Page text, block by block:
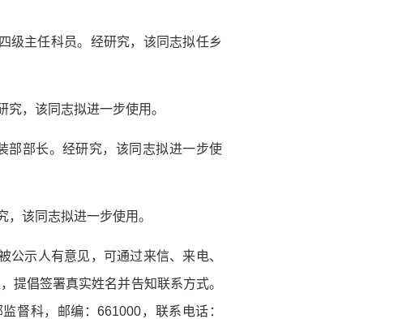
级主任科员。经研究，该同志拟任乡
，该同志拟进一步使用。
部部长。经研究，该同志拟进一步使
该同志拟进一步使用。
示人有意见，可通过来信、来电、
提倡签署真实姓名并告知联系方式。
督科，邮编：661000，联系电话：